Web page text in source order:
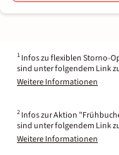
1 Infos zu flexiblen Storno-
sind unter folgendem Link
Weitere Informationen
2 Infos zur Aktion
sind unter folgendem Link
Weitere Informationen